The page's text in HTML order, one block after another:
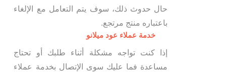
حال حدوث ذلك، سوف يتم التعامل مع الإلغاء
باعتباره منتج مرتجع.
خدمة عملاء عود ميلانو
إذا كنت تواجه مشكلة أثناء طلبك أو تحتاج
مساعدة فما عليك سوى الإتصال بخدمة عملاء